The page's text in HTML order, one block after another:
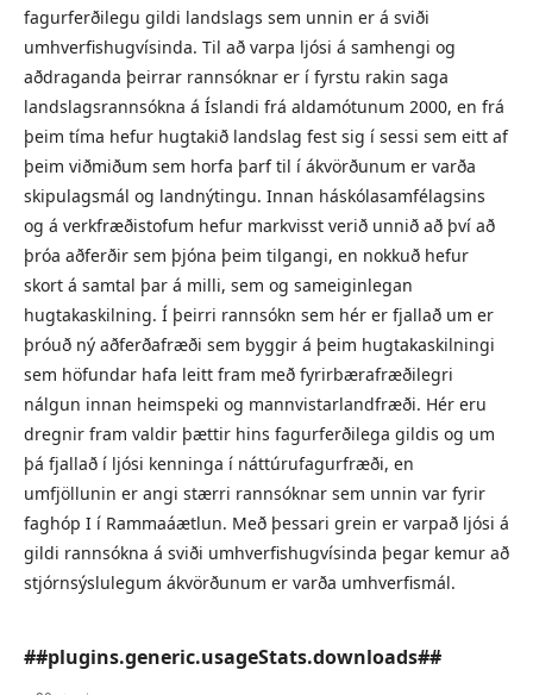
fagurferðilegu gildi landslags sem unnin er á sviði
umhverfishugvísinda. Til að varpa ljósi á samhengi og
aðdraganda þeirrar rannsóknar er í fyrstu rakin saga
landslagsrannsókna á Íslandi frá aldamótunum 2000, en frá
þeim tíma hefur hugtakið landslag fest sig í sessi sem eitt af
þeim viðmiðum sem horfa þarf til í ákvörðunum er varða
skipulagsmál og landnýtingu. Innan háskólasamfélagsins
og á verkfræðistofum hefur markvisst verið unnið að því að
þróa aðferðir sem þjóna þeim tilgangi, en nokkuð hefur
skort á samtal þar á milli, sem og sameiginlegan
hugtakaskilning. Í þeirri rannsókn sem hér er fjallað um er
þróuð ný aðferðafræði sem byggir á þeim hugtakaskilningi
sem höfundar hafa leitt fram með fyrirbærafræðilegri
nálgun innan heimspeki og mannvistarlandfræði. Hér eru
dregnir fram valdir þættir hins fagurferðilega gildis og um
þá fjallað í ljósi kenninga í náttúrufagurfræði, en
umfjöllunin er angi stærri rannsóknar sem unnin var fyrir
faghóp I í Rammaáætlun. Með þessari grein er varpað ljósi á
gildi rannsókna á sviði umhverfishugvísinda þegar kemur að
stjórnsýslulegum ákvörðunum er varða umhverfismál.
##plugins.generic.usageStats.downloads##